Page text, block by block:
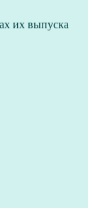
их выпуска